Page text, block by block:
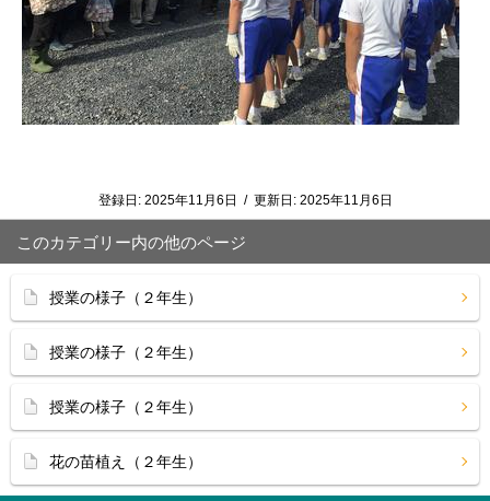
登録日: 2025年11月6日 / 更新日: 2025年11月6日
このカテゴリー内の他のページ
授業の様子（２年生）
授業の様子（２年生）
授業の様子（２年生）
花の苗植え（２年生）